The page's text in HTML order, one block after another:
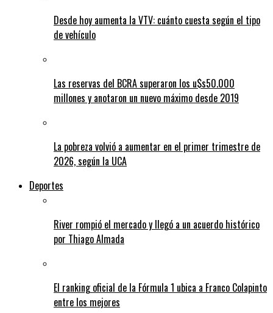
Desde hoy aumenta la VTV: cuánto cuesta según el tipo
de vehículo
Las reservas del BCRA superaron los u$s50.000
millones y anotaron un nuevo máximo desde 2019
La pobreza volvió a aumentar en el primer trimestre de
2026, según la UCA
Deportes
River rompió el mercado y llegó a un acuerdo histórico
por Thiago Almada
El ranking oficial de la Fórmula 1 ubica a Franco Colapinto
entre los mejores